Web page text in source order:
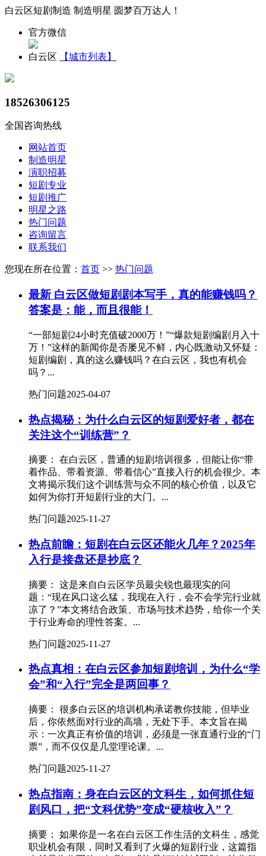
白云区短剧制造 制造明星 圆梦百万达人！
官方微信
白云区 【城市列表】
18526306125
全国咨询热线
网站首页
制造明星
演职招募
短剧专业
短剧推广
明星之路
热门问题
咨询留言
联系我们
您现在所在位置： 首页 >> 热门问题
最新 白云区做短剧剧本写手，真的能赚钱吗？
答案是：能，而且很能！
“一部短剧24小时充值破2000万！”“爆款短剧编剧月入十
万！”这样的新闻你是否屡见不鲜，内心既激动又怀疑：
短剧编剧，真的这么赚钱吗？在白云区，我也有机会
吗？...
热门问题2025-04-07
热点揭秘：为什么白云区的短剧爱好者，都在
关注这个“训练营”？
摘要： 在白云区，普通的短剧培训很多，但能让你“带
着作品、带着资源、带着信心”直接入行的机会很少。本
文将揭示我们这个训练营与众不同的核心价值，以及它
如何为你打开短剧行业的大门。...
热门问题2025-11-27
热点前瞻：短剧在白云区还能火几年？2025年
入行是接盘还是抄底？
摘要： 这是来自白云区学员最尖锐也最现实的问
题：“现在风口这么猛，我现在入行，会不会学完行业就
凉了？”本文将结合政策、市场与技术趋势，给你一个关
于行业寿命的理性答案。...
热门问题2025-11-27
热点真相：在白云区参加短剧培训，为什么“学
会”和“入行”完全是两回事？
摘要： 很多白云区的培训机构承诺教你技能，但毕业
后，你依然面对行业的高墙，无处下手。本文旨在揭
示：一次真正有价值的培训，必须是一张直通行业的“门
票”，而不仅仅是几堂理论课。...
热门问题2025-11-27
热点指南：身在白云区的文科生，如何抓住短
剧风口，把“文科优势”变成“硬核收入”？
摘要： 如果你是一名在白云区工作生活的文科生，感觉
职业机会有限，同时又看到了火爆的短剧行业，这篇指